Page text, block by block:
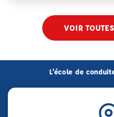
VOIR
L'école de